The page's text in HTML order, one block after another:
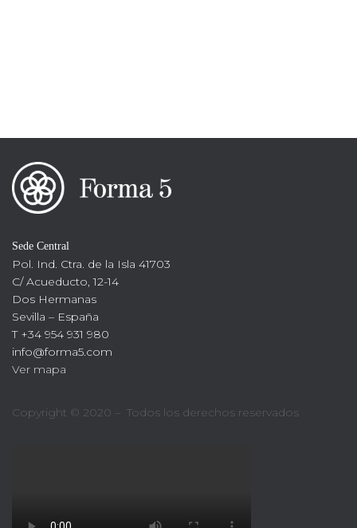
Sede Central
Pol. Ind. Ctra. de la Isla 41703
C/ Acueducto, 12-14
Dos Hermanas
Sevilla – España
T +34 954 931 980
info@forma5.com
Ver mapa
Copyright © 2020 – Todos los derechos reservados